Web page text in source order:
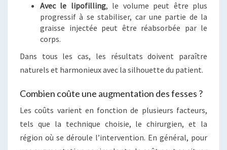
Avec le lipofilling, le volume peut être plus
progressif à se stabiliser, car une partie de la
graisse injectée peut être réabsorbée par le
corps.
Dans tous les cas, les résultats doivent paraître
naturels et harmonieux avec la silhouette du patient.
Combien coûte une augmentation des fesses ?
Les coûts varient en fonction de plusieurs facteurs,
tels que la technique choisie, le chirurgien, et la
région où se déroule l’intervention. En général, pour